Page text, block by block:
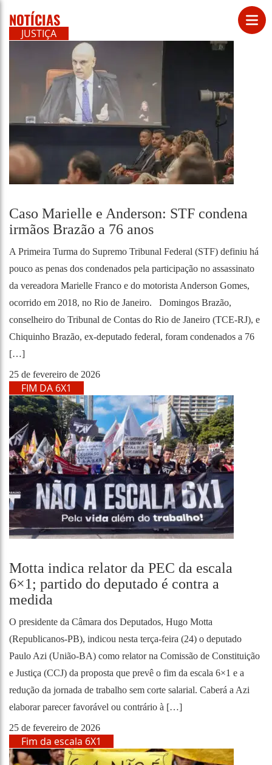
NOTÍCIAS
JUSTIÇA
Caso Marielle e Anderson: STF condena
irmãos Brazão a 76 anos
A Primeira Turma do Supremo Tribunal Federal (STF) definiu há
pouco as penas dos condenados pela participação no assassinato
da vereadora Marielle Franco e do motorista Anderson Gomes,
ocorrido em 2018, no Rio de Janeiro. Domingos Brazão,
conselheiro do Tribunal de Contas do Rio de Janeiro (TCE-RJ), e
Chiquinho Brazão, ex-deputado federal, foram condenados a 76
[…]
25 de fevereiro de 2026
FIM DA 6X1
Motta indica relator da PEC da escala
6×1; partido do deputado é contra a
medida
O presidente da Câmara dos Deputados, Hugo Motta
(Republicanos-PB), indicou nesta terça-feira (24) o deputado
Paulo Azi (União-BA) como relator na Comissão de Constituição
e Justiça (CCJ) da proposta que prevê o fim da escala 6×1 e a
redução da jornada de trabalho sem corte salarial. Caberá a Azi
elaborar parecer favorável ou contrário à […]
25 de fevereiro de 2026
Fim da escala 6X1